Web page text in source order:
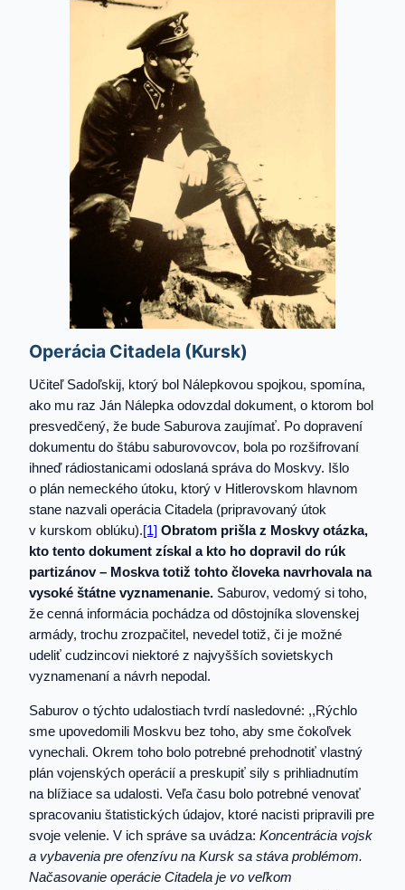
Operácia Citadela (Kursk)
Učiteľ Sadoľskij, ktorý bol Nálepkovou spojkou, spomína,
ako mu raz Ján Nálepka odovzdal dokument, o ktorom bol
presvedčený, že bude Saburova zaujímať. Po dopravení
dokumentu do štábu saburovovcov, bola po rozšifrovaní
ihneď rádiostanicami odoslaná správa do Moskvy. Išlo
o plán nemeckého útoku, ktorý v Hitlerovskom hlavnom
stane nazvali operácia Citadela (pripravovaný útok
v kurskom oblúku).[1] Obratom prišla z Moskvy otázka,
kto tento dokument získal a kto ho dopravil do rúk
partizánov – Moskva totiž tohto človeka navrhovala na
vysoké štátne vyznamenanie. Saburov, vedomý si toho,
že cenná informácia pochádza od dôstojníka slovenskej
armády, trochu zrozpačitel, nevedel totiž, či je možné
udeliť cudzincovi niektoré z najvyšších sovietskych
vyznamenaní a návrh nepodal.
Saburov o týchto udalostiach tvrdí nasledovné: ,,Rýchlo
sme upovedomili Moskvu bez toho, aby sme čokoľvek
vynechali. Okrem toho bolo potrebné prehodnotiť vlastný
plán vojenských operácií a preskupiť sily s prihliadnutím
na blížiace sa udalosti. Veľa času bolo potrebné venovať
spracovaniu štatistických údajov, ktoré nacisti pripravili pre
svoje velenie. V ich správe sa uvádza: Koncentrácia vojsk
a vybavenia pre ofenzívu na Kursk sa stáva problémom.
Načasovanie operácie Citadela je vo veľkom